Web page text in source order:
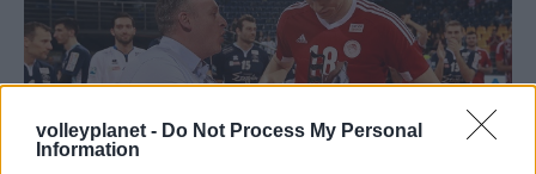
volleyplanet - Do Not Process My Personal
Information